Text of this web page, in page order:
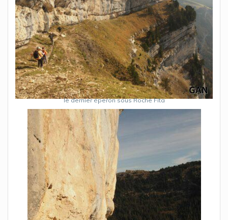
le dernier éperon sous Roche Fita